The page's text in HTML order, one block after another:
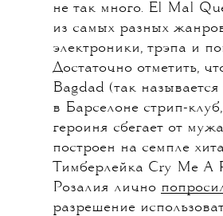
не так много. El Mal
из самых разных
электроники, трэпа и
Достаточно отметить,
Bagdad (так
в Барселоне стрип-
героиня сбегает от
построен на семпле
Тимберлейка Cry Me A
Розалия лично
разрешение